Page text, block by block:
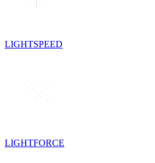
LIGHTSPEED
LIGHTFORCE